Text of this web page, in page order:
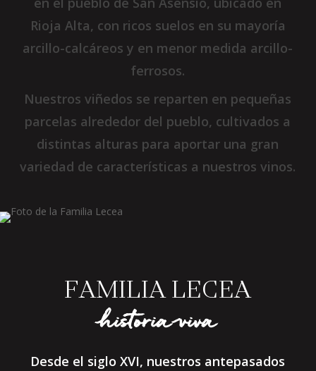
Rioja Alta, con ricos suelos en su mayoría
arcillo-calcáreos y en menor medida arcillo-
ferrosos.
Nuestros viñedos se reparten en pequeñas
parcelas alrededor del pueblo, cultivados a
distintas alturas para aportar una gran
variedad de características a nuestros vinos.
FAMILIA LECEA
historia viva
Desde el siglo XVI, nuestros antepasados